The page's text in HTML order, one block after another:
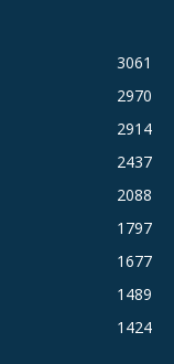
3061
2970
2914
2437
2088
1797
1677
1489
1424